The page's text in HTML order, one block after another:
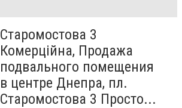
Старомостова 3
Комерційна, Продажа
подвального помещения
в центре Днепра, пл.
Старомостова 3 Просто...